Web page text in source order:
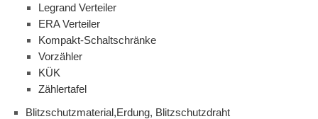
Legrand Verteiler
ERA Verteiler
Kompakt-Schaltschränke
Vorzähler
KÜK
Zählertafel
Blitzschutzmaterial,Erdung, Blitzschutzdraht